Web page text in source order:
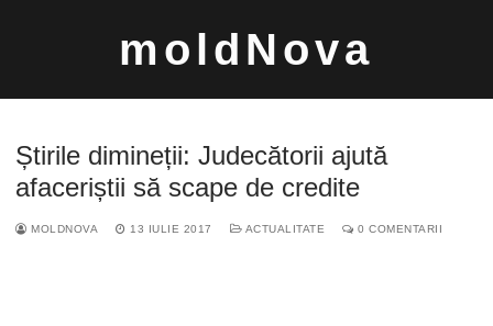
moldNova
Știrile dimineții: Judecătorii ajută
afaceriștii să scape de credite
MOLDNOVA 13 IULIE 2017 ACTUALITATE 0 COMENTARII